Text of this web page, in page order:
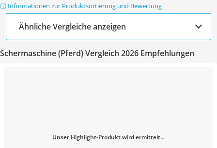
ⓘ Informationen zur Produktsortierung und Bewertung
Ähnliche Vergleiche anzeigen
Schermaschine (Pferd) Vergleich 2026 Empfehlungen
Unser Highlight-Produkt wird ermittelt...